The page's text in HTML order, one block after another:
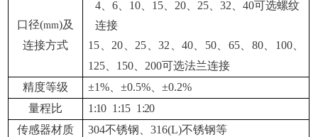
口径(mm)及
连接方式
4 、6、10、15、20、25、32、40可选螺纹
连接
15 、20、25、32、40、50、65、80、100、
125、150、200可选法兰连接
精度等级
±1% 、±0.5% 、±0.2%
量程比
1 :10 1 :15 1 :20
传感器材质
304不锈钢、316(L)不锈钢等